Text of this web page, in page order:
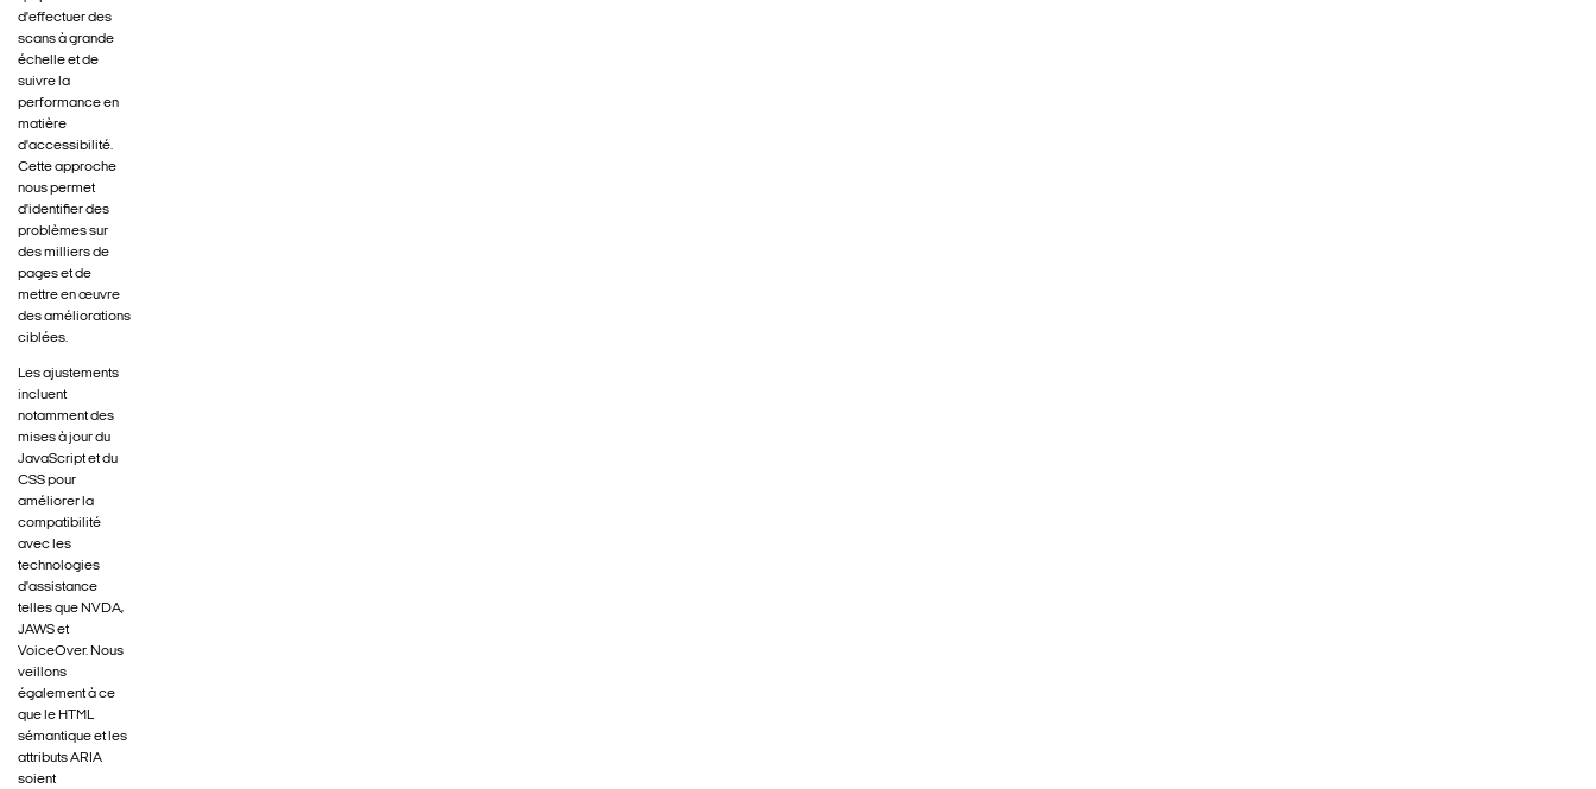
d'effectuer des
scans à grande
échelle et de
suivre la
performance en
matière
d'accessibilité.
Cette approche
nous permet
d'identifier des
problèmes sur
des milliers de
pages et de
mettre en œuvre
des améliorations
ciblées.
Les ajustements
incluent
notamment des
mises à jour du
JavaScript et du
CSS pour
améliorer la
compatibilité
avec les
technologies
d'assistance
telles que NVDA,
JAWS et
VoiceOver. Nous
veillons
également à ce
que le HTML
sémantique et les
attributs ARIA
soient